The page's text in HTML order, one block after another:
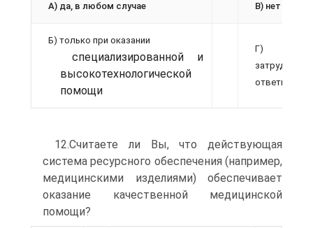
А) да, в любом случае В) нет
Б) только при оказании
специализированной и
высокотехнологической
помощи
Г)
затрудняюсь
ответить
12.Считаете ли Вы, что действующая
система ресурсного обеспечения (например,
медицинскими изделиями) обеспечивает
оказание качественной медицинской
помощи?